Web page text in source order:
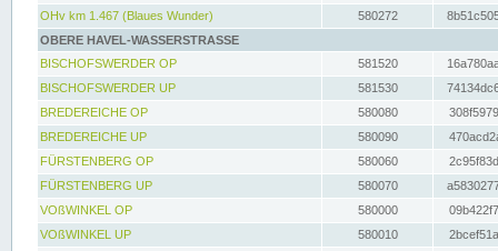
OHv km 1.467 (Blaues Wunder)
580272
OBERE HAVEL-WASSERSTRASSE
BISCHOFSWERDER OP
581520
BISCHOFSWERDER UP
581530
BREDEREICHE OP
580080
BREDEREICHE UP
580090
FÜRSTENBERG OP
580060
FÜRSTENBERG UP
580070
VOßWINKEL OP
580000
VOßWINKEL UP
580010